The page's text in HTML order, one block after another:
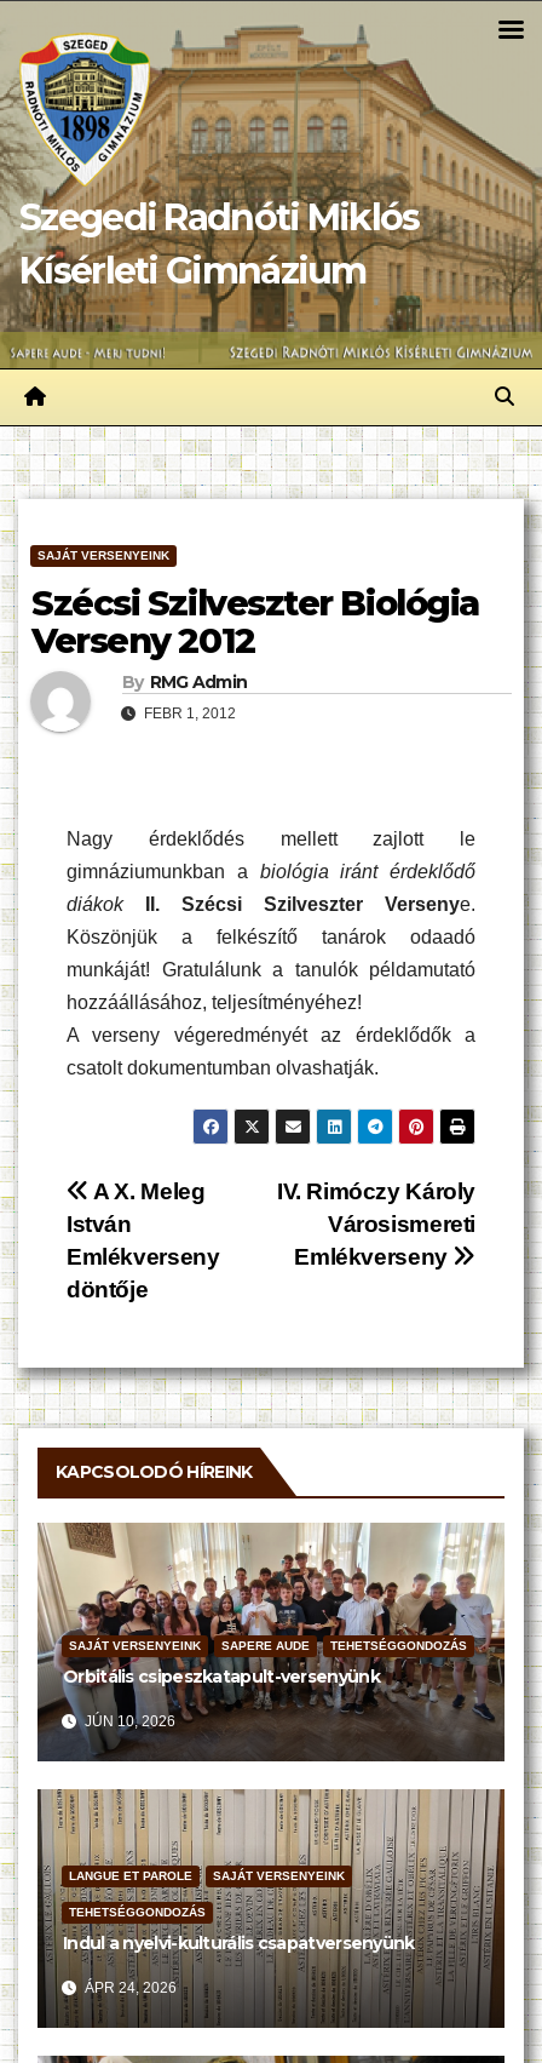
content
Szegedi Radnóti Miklós
Kísérleti Gimnázium
SAJÁT VERSENYEINK
Szécsi Szilveszter Biológia
Verseny 2012
By RMG Admin
FEBR 1, 2012
Nagy érdeklődés mellett zajlott le
gimnáziumunkban a biológia iránt érdeklődő
diákok
II. Szécsi Szilveszter Versenye.
Köszönjük a felkészítő tanárok odaadó
munkáját! Gratulálunk a tanulók példamutató
hozzáállásához, teljesítményéhez!
A verseny végeredményét az érdeklődők a
csatolt dokumentumban olvashatják.
Bejegyzés
navigáció
IV. Rimóczy Károly
Városismereti
Emlékverseny
A X. Meleg
István
Emlékverseny
döntője
KAPCSOLODÓ HÍREINK
SAJÁT VERSENYEINK SAPERE AUDE TEHETSÉGGONDOZÁS
Orbitális csipeszkatapult-versenyünk
JÚN 10, 2026
LANGUE ET PAROLE SAJÁT VERSENYEINK
TEHETSÉGGONDOZÁS
Indul a nyelvi-kulturális csapatversenyünk
ÁPR 24, 2026